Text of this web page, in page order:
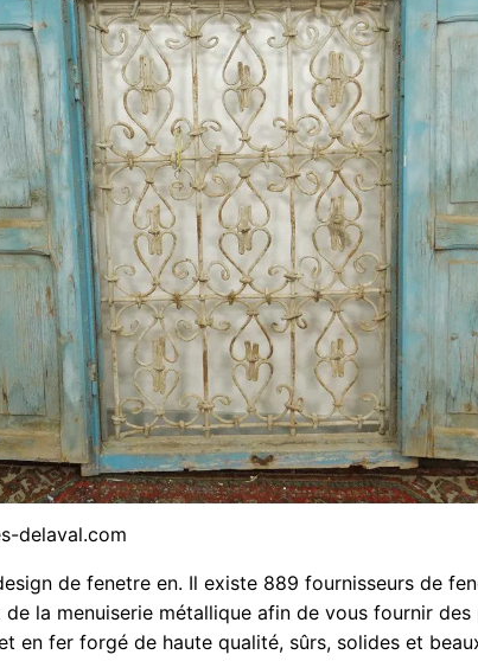
delaval.com
de fenetre en. Il existe 889 fournisseurs de
de la menuiserie métallique afin de vous fournir
en fer forgé de haute qualité, sûrs, solides et